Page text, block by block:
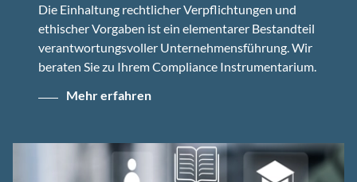
Die Einhaltung rechtlicher Verpflichtungen und
ethischer Vorgaben ist ein elementarer Bestandteil
verantwortungsvoller Unternehmensführung. Wir
beraten Sie zu Ihrem Compliance Instrumentarium.
Mehr erfahren